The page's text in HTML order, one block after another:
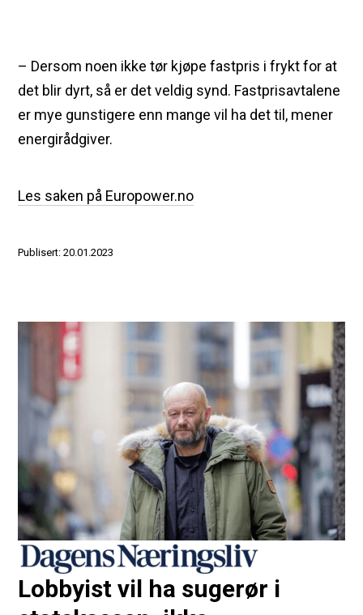
– Dersom noen ikke tør kjøpe fastpris i frykt for at
det blir dyrt, så er det veldig synd. Fastprisavtalene
er mye gunstigere enn mange vil ha det til, mener
energirådgiver.
Les saken på Europower.no
Publisert: 20.01.2023
Lobbyist vil ha sugerør i